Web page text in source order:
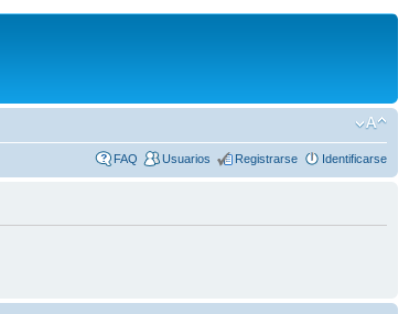
FAQ Usuarios Registrarse Identificarse